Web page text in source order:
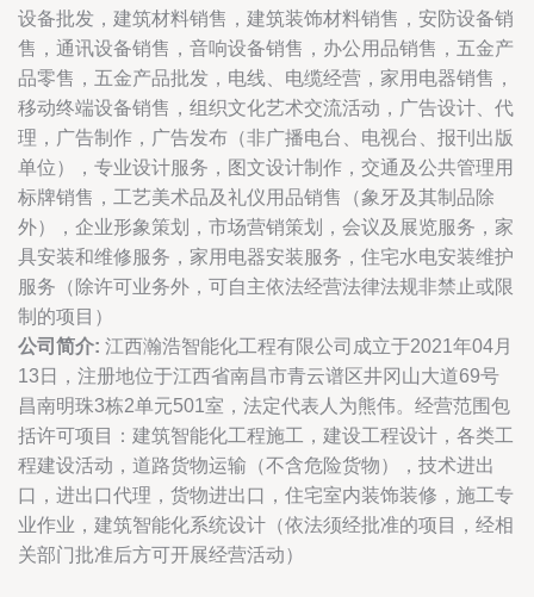
设备批发，建筑材料销售，建筑装饰材料销售，安防设备销
售，通讯设备销售，音响设备销售，办公用品销售，五金产
品零售，五金产品批发，电线、电缆经营，家用电器销售，
移动终端设备销售，组织文化艺术交流活动，广告设计、代
理，广告制作，广告发布（非广播电台、电视台、报刊出版
单位），专业设计服务，图文设计制作，交通及公共管理用
标牌销售，工艺美术品及礼仪用品销售（象牙及其制品除
外），企业形象策划，市场营销策划，会议及展览服务，家
具安装和维修服务，家用电器安装服务，住宅水电安装维护
服务（除许可业务外，可自主依法经营法律法规非禁止或限
制的项目）
公司简介: 江西瀚浩智能化工程有限公司成立于2021年04月
13日，注册地位于江西省南昌市青云谱区井冈山大道69号
昌南明珠3栋2单元501室，法定代表人为熊伟。经营范围包
括许可项目：建筑智能化工程施工，建设工程设计，各类工
程建设活动，道路货物运输（不含危险货物），技术进出
口，进出口代理，货物进出口，住宅室内装饰装修，施工专
业作业，建筑智能化系统设计（依法须经批准的项目，经相
关部门批准后方可开展经营活动）